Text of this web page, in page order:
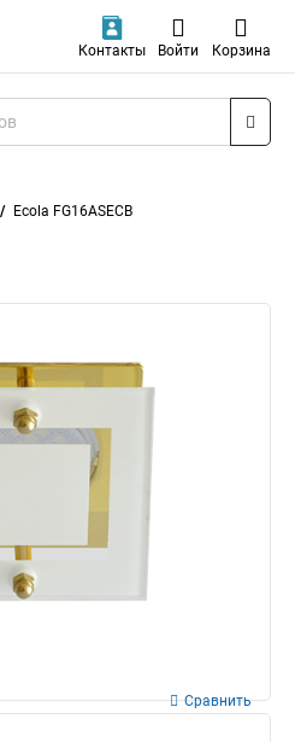
Контакты Войти Корзина
Ecola FG16ASECB
Сравнить